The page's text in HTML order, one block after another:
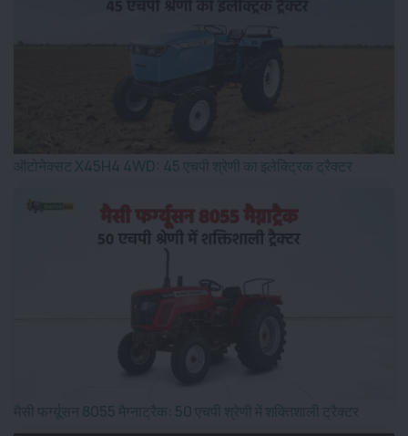
ऑटोनेक्सट X45H4 4WD: 45 एचपी श्रेणी का इलेक्ट्रिक ट्रैक्टर
मैसी फर्ग्यूसन 8055 मैग्नाट्रैक: 50 एचपी श्रेणी में शक्तिशाली ट्रैक्टर